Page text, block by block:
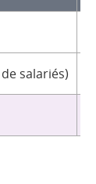
salariés)